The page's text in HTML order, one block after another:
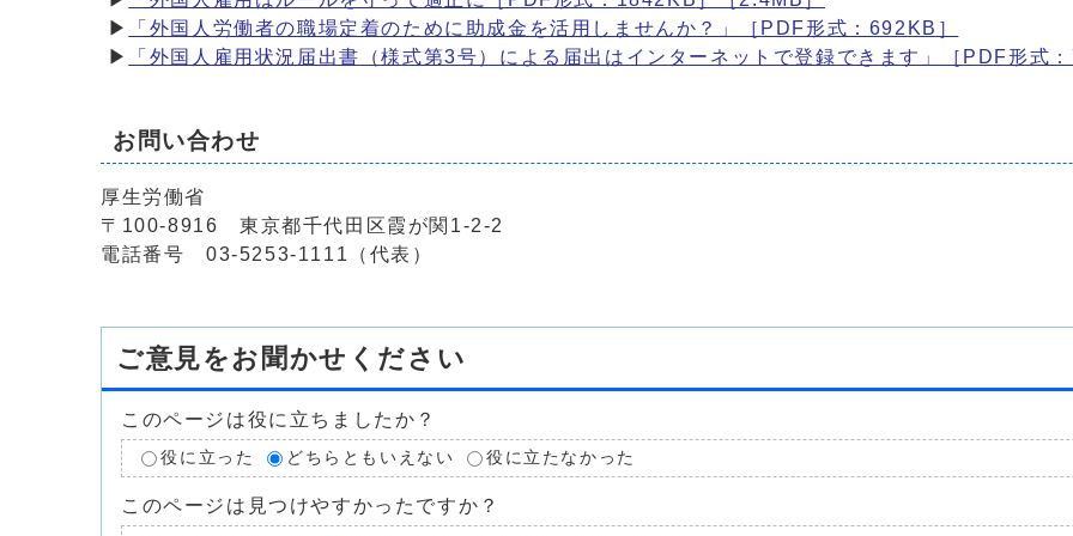
▶
「外国人労働者の職場定着のために助成金を活用しませんか？」［PDF形式：692KB］
▶
「外国人雇用状況届出書（様式第3号）による届出はインターネットで登録できます」［PDF形式：
お問い合わせ
厚生労働省
〒100-8916 東京都千代田区霞が関1-2-2
電話番号 03-5253-1111（代表）
ご意見をお聞かせください
このページは役に立ちましたか？
役に立った どちらともいえない 役に立たなかった
このページは見つけやすかったですか？